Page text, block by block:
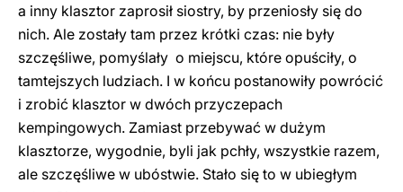
a inny klasztor zaprosił siostry, by przeniosły się do
nich. Ale zostały tam przez krótki czas: nie były
szczęśliwe, pomyślały o miejscu, które opuściły, o
tamtejszych ludziach. I w końcu postanowiły powrócić
i zrobić klasztor w dwóch przyczepach
kempingowych. Zamiast przebywać w dużym
klasztorze, wygodnie, byli jak pchły, wszystkie razem,
ale szczęśliwe w ubóstwie. Stało się to w ubiegłym